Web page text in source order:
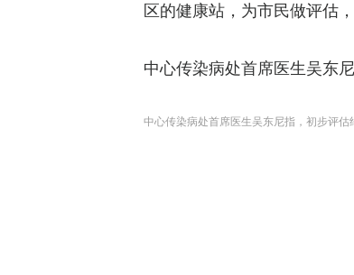
区的健康站，为市民做评估
中心传染病处首席医生吴东
中心传染病处首席医生吴东尼指，初步评